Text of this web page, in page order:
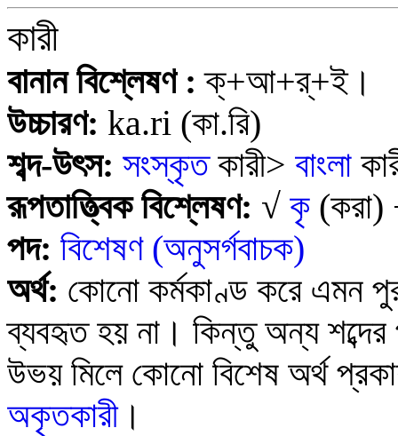
কারী
বানান বিশ্লেষণ : ক্+আ+র্+ই।
উচ্চারণ: ka.ri (কা.রি)
শব্দ-উৎস: সংস্কৃতকারী> বাংলা
রূপতাত্ত্বিক বিশ্লেষণ: √ কৃ
পদ: বিশেষণ (অনুসর্গবাচক)
অর্থ: কোনো কর্মকাণ্ড করে এমন
ব্যবহৃত হয় না। কিন্তু অন্য শব্দের
উভয় মিলে কোনো বিশেষ অর্থ
অকৃতকারী।